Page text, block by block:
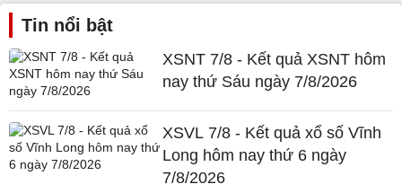
Tin nổi bật
XSNT 7/8 - Kết quả XSNT hôm
nay thứ Sáu ngày 7/8/2026
XSVL 7/8 - Kết quả xổ số Vĩnh
Long hôm nay thứ 6 ngày
7/8/2026